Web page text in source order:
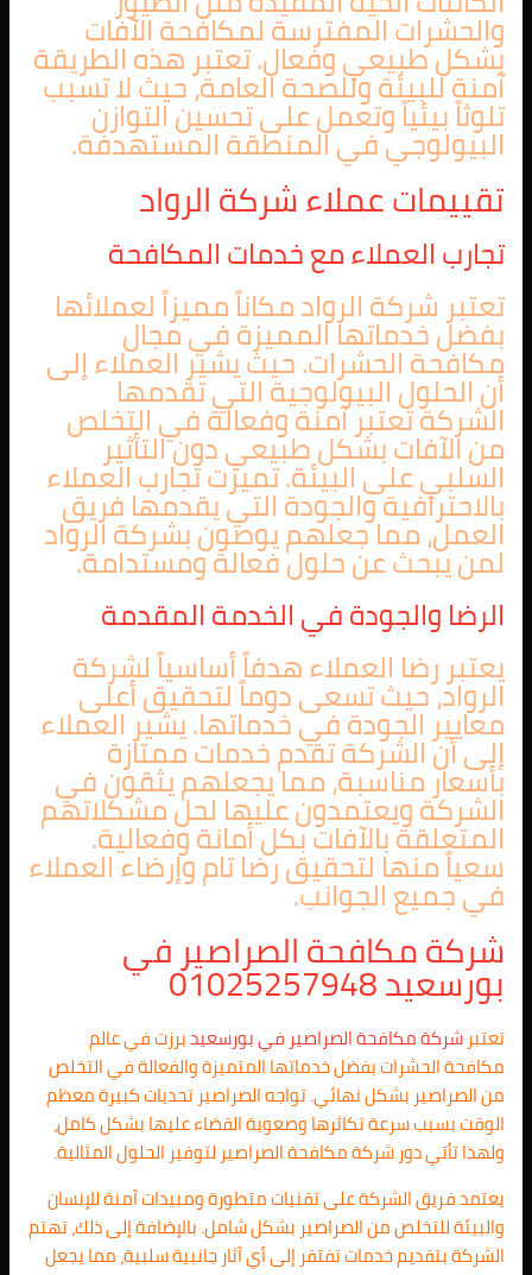
والحشرات المفترسة لمكافحة الآفات
بشكل طبيعي وفعال. تعتبر هذه الطريقة
آمنة للبيئة وللصحة العامة، حيث لا تسبب
تلوثاً بيئياً وتعمل على تحسين التوازن
البيولوجي في المنطقة المستهدفة.
تقييمات عملاء شركة الرواد
تجارب العملاء مع خدمات المكافحة
تعتبر شركة الرواد مكاناً مميزاً لعملائها
بفضل خدماتها المميزة في مجال
مكافحة الحشرات. حيث يشير العملاء إلى
أن الحلول البيولوجية التي تقدمها
الشركة تعتبر آمنة وفعالة في التخلص
من الآفات بشكل طبيعي دون التأثير
السلبي على البيئة. تميزت تجارب العملاء
بالاحترافية والجودة التي يقدمها فريق
العمل، مما جعلهم يوصون بشركة الرواد
لمن يبحث عن حلول فعالة ومستدامة.
الرضا والجودة في الخدمة المقدمة
يعتبر رضا العملاء هدفاً أساسياً لشركة
الرواد، حيث تسعى دوماً لتحقيق أعلى
معايير الجودة في خدماتها. يشير العملاء
إلى أن الشركة تقدم خدمات ممتازة
بأسعار مناسبة، مما يجعلهم يثقون في
الشركة ويعتمدون عليها لحل مشكلاتهم
المتعلقة بالآفات بكل أمانة وفعالية.
سعياً منها لتحقيق رضا تام وإرضاء العملاء
في جميع الجوانب.
شركة مكافحة الصراصير في
بورسعيد 01025257948
تعتبرشركة مكافحة الصراصير في بورسعيدبرزت في عالم
مكافحة الحشرات بفضل خدماتها المتميزة والفعالة في التخلص
من الصراصير بشكل نهائي. تواجه الصراصير تحديات كبيرة معظم
الوقت بسبب سرعة تكاثرها وصعوبة القضاء عليها بشكل كامل،
ولهذا تأتي دور شركة مكافحة الصراصير لتوفير الحلول المثالية.
يعتمد فريق الشركة على تقنيات متطورة ومبيدات آمنة للإنسان
والبيئة للتخلص من الصراصير بشكل شامل. بالإضافة إلى ذلك، تهتم
الشركة بتقديم خدمات تفتقر إلى أي آثار جانبية سلبية، مما يجعل